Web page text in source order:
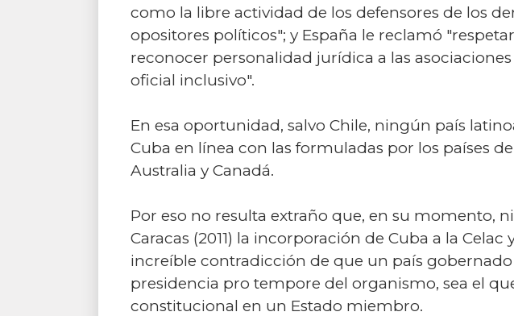
como la libre actividad de los defensores de los
opositores políticos"; y España le reclamó
reconocer personalidad jurídica a las
oficial inclusivo".
En esa oportunidad, salvo Chile, ningún país
Cuba en línea con las formuladas por los países
Australia y Canadá.
Por eso no resulta extraño que, en su momento,
Caracas (2011) la incorporación de Cuba a la
increíble contradicción de que un país
presidencia pro tempore del organismo, sea el
constitucional en un Estado miembro.